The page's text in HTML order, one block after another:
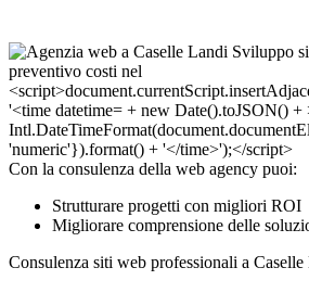
Con la consulenza della web agency puoi:
Strutturare progetti con migliori ROI
Migliorare comprensione delle
Consulenza siti web professionali a Caselle